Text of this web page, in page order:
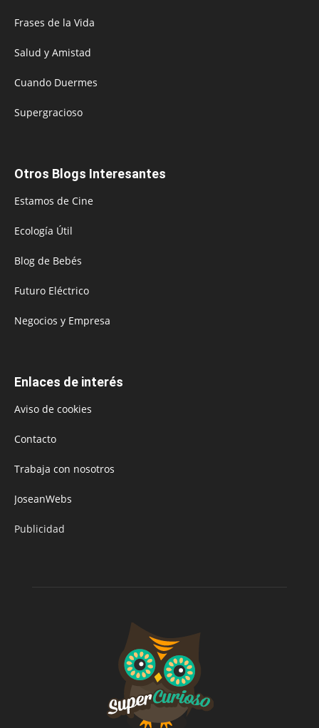
Frases de la Vida
Salud y Amistad
Cuando Duermes
Supergracioso
Otros Blogs Interesantes
Estamos de Cine
Ecología Útil
Blog de Bebés
Futuro Eléctrico
Negocios y Empresa
Enlaces de interés
Aviso de cookies
Contacto
Trabaja con nosotros
JoseanWebs
Publicidad